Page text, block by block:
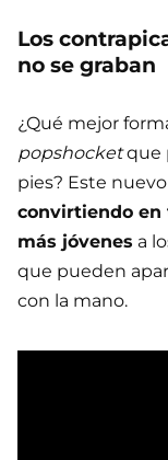
Los
no se graban
¿Qué mejor
popshocketque
pies? Este
convirtiendo en
más jóvenes a
que pueden
con la mano.